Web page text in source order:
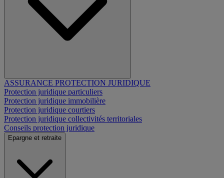
ASSURANCE PROTECTION JURIDIQUE
Protection juridique particuliers
Protection juridique immobilière
Protection juridique courtiers
Protection juridique collectivités territoriales
Conseils protection juridique
Epargne et retraite